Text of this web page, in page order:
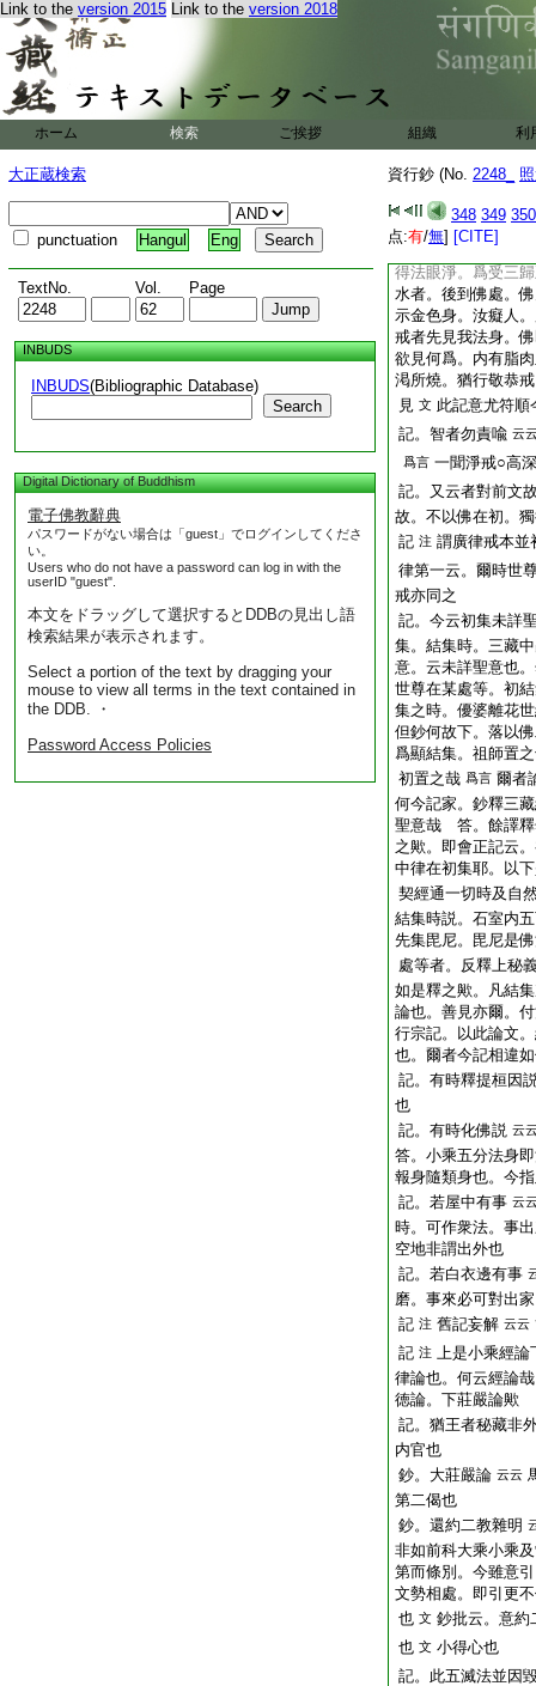
Link to the version 2015 Link to the version 2018
ホーム 検索 ご挨拶 組織 利
大正蔵検索
punctuation Hangul Eng
TextNo. Vol. Page
INBUDS
INBUDS(Bibliographic Database)
Search
Digital Dictionary of Buddhism
電子佛教辭典
パスワードがない場合は「guest」でログインしてくださ
い。
Users who do not have a password can log in with the
userID "guest".
本文をドラッグして選択するとDDBの見出し語
検索結果が表示されます。
Select a portion of the text by dragging your
mouse to view all terms in the text contained in
the DDB. ・
Password Access Policies
資行鈔 (No. 2248_
348 349 350
点:有/無] [CITE]
身。況具戒耶 文
鈔。如飮水殺蟲之
離法無佛。離水無
飮水殺蟲之喩也 文
彼記云。又准十誦
一不飮蟲水。其不
得天身具足。先到
得法眼淨。爲受三
水者。後到佛處。
示金色身。汝癡人
戒者先見我法身。
欲見何爲。内有脂
渇所燒。猶行敬恭
見 文 此記意尤符順
記。智者勿責喩 云
爲言 一聞淨戒○高深
記。又云者對前文
故。不以佛在初。
記 注 謂廣律戒本
律第一云。爾時世
戒亦同之
記。今云初集未詳
集。結集時。三藏
意。云未詳聖意也
世尊在某處等。初
集之時。優婆離花
但鈔何故下。落以
爲顯結集。祖師置
初置之哉 爲言 爾者
何今記家。鈔釋三
聖意哉 答。餘譯釋
之歟。即會正記云
中律在初集耶。以
契經通一切時及自
結集時説。石室内
先集毘尼。毘尼是
處等者。反釋上秘
如是釋之歟。凡結
論也。善見亦爾。
行宗記。以此論文
也。爾者今記相違
記。有時釋提桓因
也
記。有時化佛説 云
答。小乘五分法身
報身隨類身也。今
記。若屋中有事 云
時。可作衆法。事
空地非謂出外也
記。若白衣邊有事
磨。事來必可對出
記 注 舊記妄解 云云
記 注 上是小乘經論
律論也。何云經論
徳論。下莊嚴論歟
記。猶王者秘藏非
内官也
鈔。大莊嚴論 云云
第二偈也
鈔。還約二教雜明
非如前科大乘小乘
第而條別。今雖意
文勢相處。即引更
也 文 鈔批云。意約
也 文 小得心也
記。此五滅法並因